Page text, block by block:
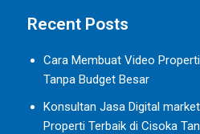
Recent Posts
Cara Membuat Video
Tanpa Budget Besar
Konsultan Jasa Digital
Properti Terbaik di Cisoka